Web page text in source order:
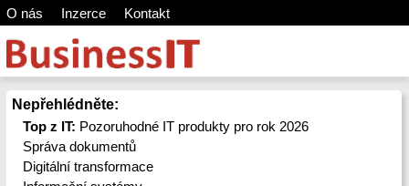
O nás Inzerce Kontakt
Nepřehlédněte:
Top z IT: Pozoruhodné IT produkty pro rok 2026
Správa dokumentů
Digitální transformace